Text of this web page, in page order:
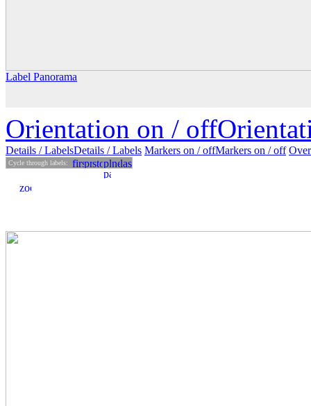
Label Panorama
Orientation on / off
Details / LabelsDetails /Labels Markers on /offMarkers on / off
Cycle through labels: